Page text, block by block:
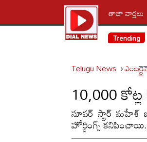
తాజా వార్తలు
Trending
Telugu News
10,000
సూపర్ స్టార్ మహేశ్
హోర్డింగ్స్ కనిపించాయి.